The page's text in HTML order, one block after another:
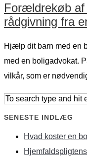
Forældrekøb af
rådgivning fra
Hjælp dit barn med en
med en boligadvokat.
vilkår, som er
SENESTE INDLÆG
Hvad koster en